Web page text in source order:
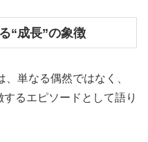
“成長”の象徴
単なる偶然ではなく、
するエピソードとして語り